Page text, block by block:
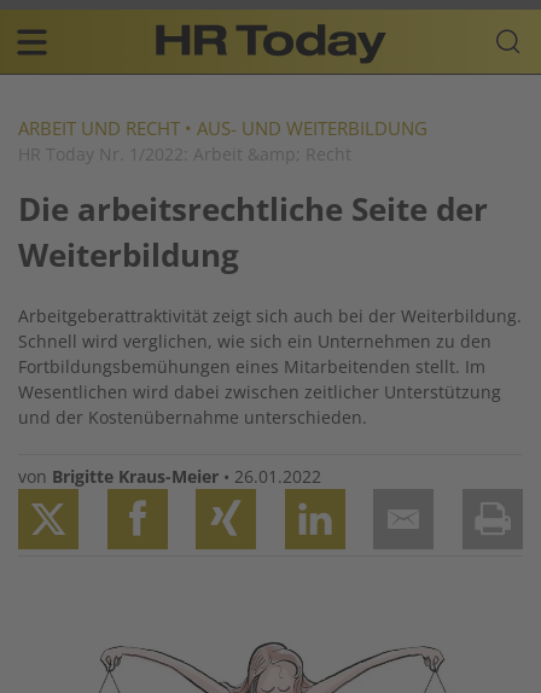
Skip
content
Plattform
für
Resources
navigation
DE
ARBEIT UND RECHT • AUS- UND WEITERBILDUNG
HR Today Nr. 1/2022: Arbeit &amp; Recht
Die arbeitsrechtliche Seite der
Weiterbildung
Arbeitgeberattraktivität zeigt sich auch bei der Weiterbildung.
Schnell wird verglichen, wie sich ein Unternehmen zu den
Fortbildungsbemühungen eines Mitarbeitenden stellt. Im
Wesentlichen wird dabei zwischen zeitlicher Unterstützung
und der Kostenübernahme unterschieden.
von Brigitte Kraus-Meier • 26.01.2022